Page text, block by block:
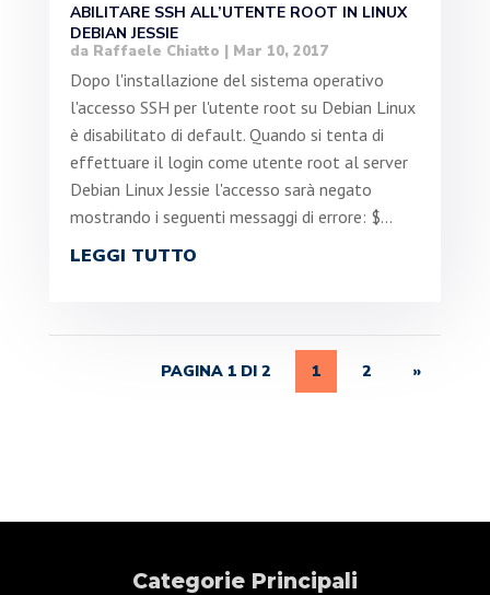
ABILITARE SSH ALL’UTENTE ROOT IN LINUX
DEBIAN JESSIE
da Raffaele Chiatto | Mar 10, 2017
Dopo l'installazione del sistema operativo
l'accesso SSH per l'utente root su Debian Linux
è disabilitato di default. Quando si tenta di
effettuare il login come utente root al server
Debian Linux Jessie l'accesso sarà negato
mostrando i seguenti messaggi di errore: $...
LEGGI TUTTO
PAGINA 1 DI 2 1 2 »
Categorie Principali